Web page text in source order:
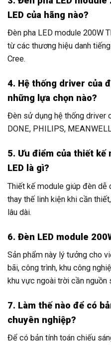
LED của hãng nào?
Đèn pha LED module 200W
từ các thương hiệu danh
Cree.
4. Hệ thống driver của
những lựa chọn nào?
Đèn sử dụng hệ thống driver
DONE, PHILIPS,
5. Ưu điểm của thiết
LED là gì?
Thiết kế module giúp đèn dễ
thay thế linh kiện khi cần
lâu dài.
6. Đèn LED module
Sản phẩm này lý tưởng cho
bãi, công trình, khu công
khu vực ngoài trời cần nguồn
7. Làm thế nào để có
chuyên nghiệp?
Để có bản tính toán chiếu